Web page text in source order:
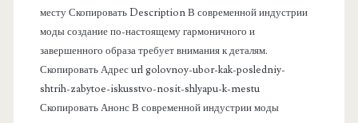
месту Скопировать Description В современной индустрии
моды создание по-настоящему гармоничного и
завершенного образа требует внимания к деталям.
Скопировать Адрес url golovnoy-ubor-kak-posledniy-
shtrih-zabytoe-iskusstvo-nosit-shlyapu-k-mestu
Скопировать Анонс В современной индустрии моды